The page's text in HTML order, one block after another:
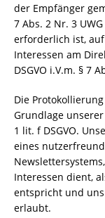
der Empfänger
7 Abs. 2 Nr. 3
erforderlich ist,
Interessen am
DSGVO i.V.m. § 7
Die
Grundlage
1 lit. f DSGVO.
eines
Interessen dient,
entspricht und
erlaubt.